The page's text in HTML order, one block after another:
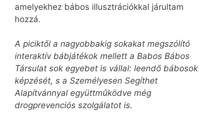
amelyekhez bábos illusztrációkkal járultam
hozzá.
A piciktől a nagyobbakig sokakat megszólító
interaktív bábjátékok mellett a Babos Bábos
Társulat sok egyebet is vállal: leendő bábosok
képzését, s a Személyesen Segíthet
Alapítvánnyal együttműködve még
drogprevenciós szolgálatot is.